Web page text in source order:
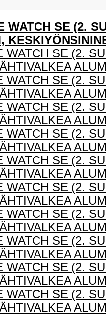
WATCH SE (2.
WATCH SE (2.
WATCH SE (2.
WATCH SE (2.
WATCH SE (2.
WATCH SE (2.
WATCH SE (2.
WATCH SE (2.
WATCH SE (2.
WATCH SE (2.
WATCH SE (2.